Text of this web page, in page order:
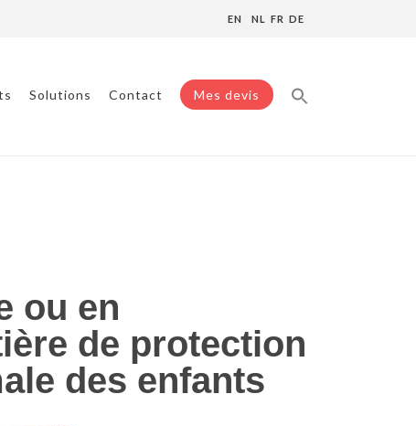
EN NL FR DE
Solutions Contact Mes devis
protection anti-pince doigts pour une
ou en
de protection
des enfants